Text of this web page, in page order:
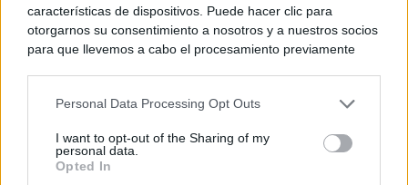
características de dispositivos. Puede hacer clic para
otorgarnos su consentimiento a nosotros y a nuestros socios
para que llevemos a cabo el procesamiento previamente
negar su consentimiento. Tenga en cuenta que algún
de su consentimiento, pero usted tiene el derecho de
rechazar tal procesamiento. Sus preferencias se aplicarán
Personal Data Processing Opt Outs
I want to opt-out of the Sharing of my
personal data.
Opted In